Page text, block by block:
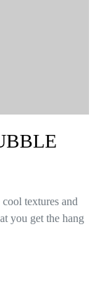
textures and
you get the hang